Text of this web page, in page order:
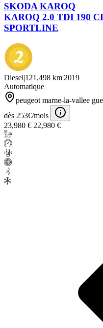
SKODA KAROQ
KAROQ 2.0 TDI 190
SPORTLINE
Diesel|121,498 km|2019
Automatique
peugeot marne-la-vallee
dès 253€/mois
23,980 € 22,980 €